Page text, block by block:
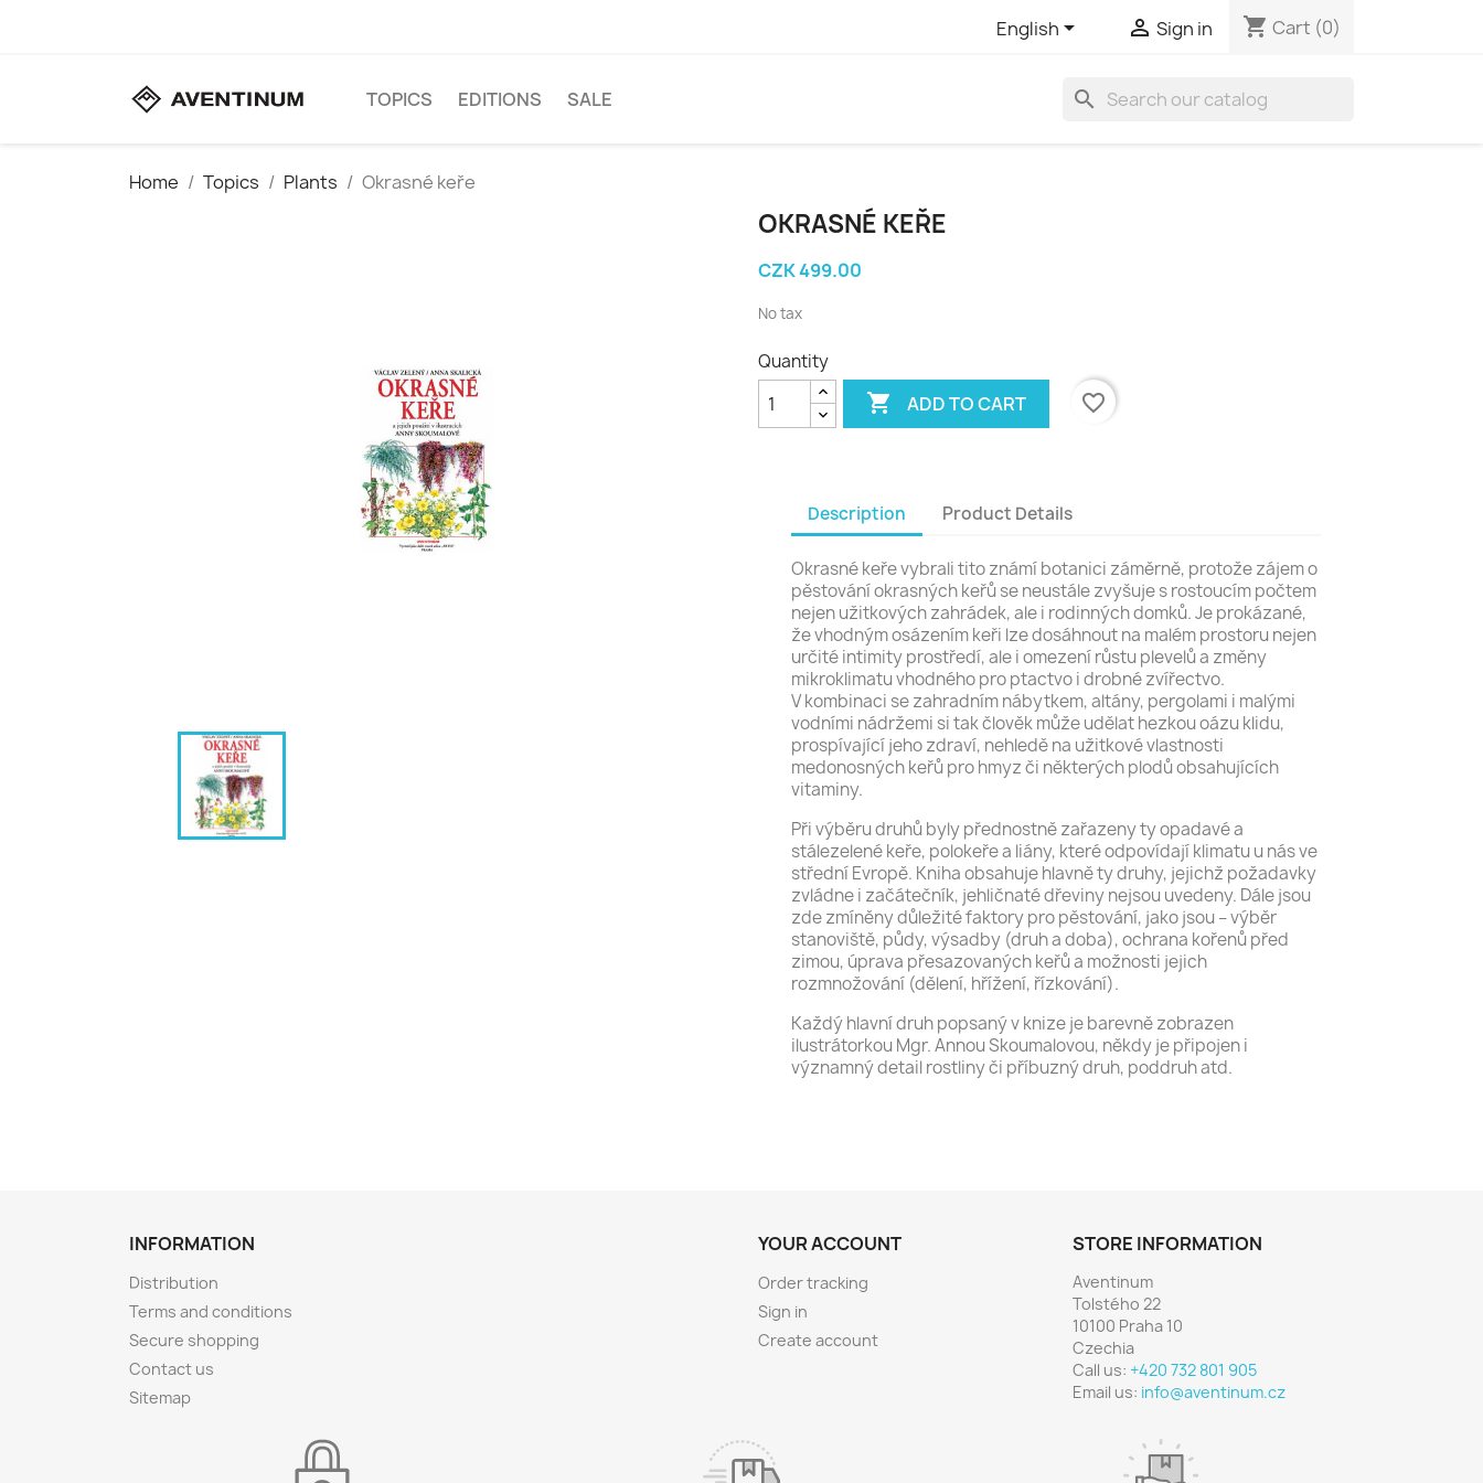
English  Sign in shopping_cart Cart (0)
TOPICS EDITIONS SALE search
Home Topics Plants Okrasné keře
OKRASNÉ KEŘE
CZK 499.00
No tax
Quantity
 ADD TO CART favorite_border
Description Product Details
Okrasné keře vybrali tito známí botanici záměrně, protože zájem o
pěstování okrasných keřů se neustále zvyšuje s rostoucím počtem
nejen užitkových zahrádek, ale i rodinných domků. Je prokázané,
že vhodným osázením keři lze dosáhnout na malém prostoru nejen
určité intimity prostředí, ale i omezení růstu plevelů a změny
mikroklimatu vhodného pro ptactvo i drobné zvířectvo.
V kombinaci se zahradním nábytkem, altány, pergolami i malými
vodními nádržemi si tak člověk může udělat hezkou oázu klidu,
prospívající jeho zdraví, nehledě na užitkové vlastnosti
medonosných keřů pro hmyz či některých plodů obsahujících
vitaminy.
Při výběru druhů byly přednostně zařazeny ty opadavé a
stálezelené keře, polokeře a liány, které odpovídají klimatu u nás ve
střední Evropě. Kniha obsahuje hlavně ty druhy, jejichž požadavky
zvládne i začátečník, jehličnaté dřeviny nejsou uvedeny. Dále jsou
zde zmíněny důležité faktory pro pěstování, jako jsou – výběr
stanoviště, půdy, výsadby (druh a doba), ochrana kořenů před
zimou, úprava přesazovaných keřů a možnosti jejich
rozmnožování (dělení, hřížení, řízkování).
Každý hlavní druh popsaný v knize je barevně zobrazen
ilustrátorkou Mgr. Annou Skoumalovou, někdy je připojen i
významný detail rostliny či příbuzný druh, poddruh atd.
INFORMATION
Distribution
Terms and conditions
Secure shopping
Contact us
Sitemap
YOUR ACCOUNT
Order tracking
Sign in
Create account
STORE INFORMATION
Aventinum
Tolstého 22
10100 Praha 10
Czechia
Call us: +420 732 801 905
Email us: info@aventinum.cz